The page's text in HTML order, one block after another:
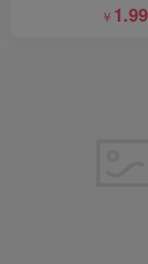
￥ 1.99